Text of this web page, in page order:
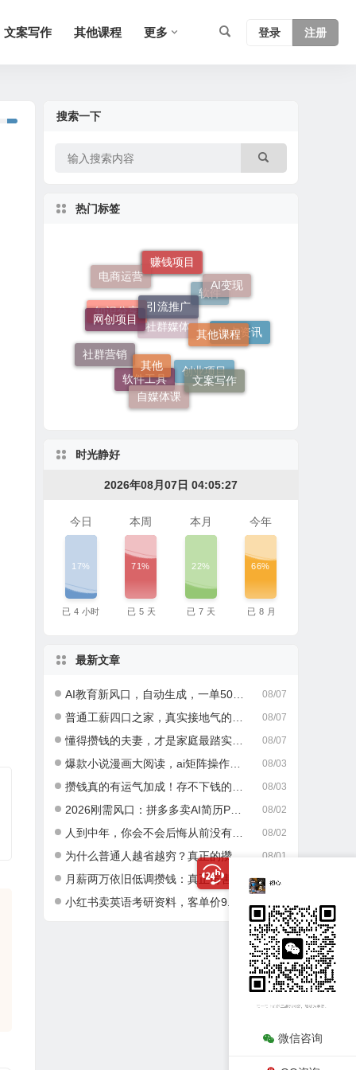
文案写作 其他课程 更多 登录 注册
搜索一下
热门标签
短视频课
软件
社群媒体
知识分享
电商运营
赚钱项目
AI变现
热点资讯
创业项目
软件工具
社群营销
网创项目
引流推广
其他课程
文案写作
自媒体课
其他
时光静好
2026年08月07日 04:05:28
今日
17%
已 4 小时
本周
71%
已 5 天
本月
22%
已 7 天
今年
66%
已 8 月
最新文章
08/07
AI教育新风口，自动生成，一单500+，月入2W+!
08/07
普通工薪四口之家，真实接地气的攒钱日常
08/07
懂得攒钱的夫妻，才是家庭最踏实的底气
08/03
爆款小说漫画大阅读，ai矩阵操作，当天可见收益，号称日入400+
08/03
攒钱真的有运气加成！存不下钱的人，大多栽在这一点
08/02
2026刚需风口：拼多多卖AI简历PPT，可矩阵放大，小白也能干，日入700+！
08/02
人到中年，你会不会后悔从前没有好好攒钱？
08/01
为什么普通人越省越穷？真正的攒钱逻辑很多人都搞错了
08/01
月薪两万依旧低调攒钱：真正厉害的成年人，从不乱消费
小红书卖英语考研资料，客单价9.9，250天卖了16w!
微信咨询